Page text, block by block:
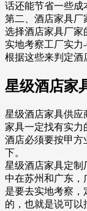
话还能节省一些成
第二、酒店家具厂
选择酒店家具厂家
实地考察工厂实力
根据这些来判定酒
星级酒店家
星级酒店家具供应
家具一定找有实力
酒店必须要按甲方
下。
星级酒店家具定制
中在苏州和广东，
是要去实地考察，
的，也就是说可